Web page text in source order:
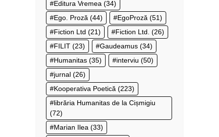
Editura Vremea (34)
Ego. Proză (44) EgoProză (51)
Fiction Ltd (21) Fiction Ltd. (26)
FILIT (23) Gaudeamus (34)
Humanitas (35) interviu (50)
jurnal (26)
Kooperativa Poetică (223)
librăria Humanitas de la Cișmigiu
(72)
Marian Ilea (33)